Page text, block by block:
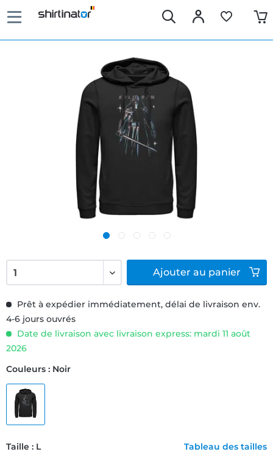
Prêt à expédier immédiatement, délai de livraison env.
4-6 jours ouvrés
Date de livraison avec livraison express: mardi 11 août
2026
Couleurs : Noir
Taille : L Tableau des tailles
Ajouter au panier